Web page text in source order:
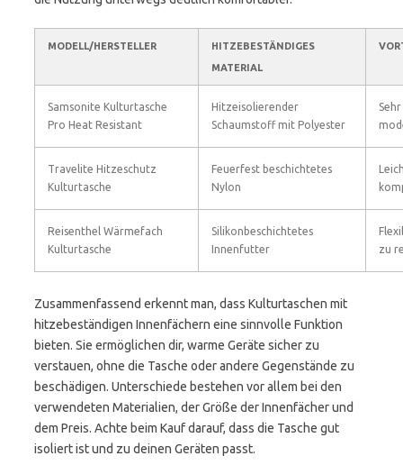
MODELL/HERSTELLER
HITZEBESTÄNDIGES
MATERIAL
Samsonite Kulturtasche
Pro Heat Resistant
Hitzeisolierender
Schaumstoff mit Polyester
Travelite Hitzeschutz
Kulturtasche
Feuerfest beschichtetes
Nylon
Reisenthel Wärmefach
Kulturtasche
Silikonbeschichtetes
Innenfutter
zu
Zusammenfassend erkennt man, dass Kulturtaschen mit
hitzebeständigen Innenfächern eine sinnvolle Funktion
bieten. Sie ermöglichen dir, warme Geräte sicher zu
verstauen, ohne die Tasche oder andere Gegenstände zu
beschädigen. Unterschiede bestehen vor allem bei den
verwendeten Materialien, der Größe der Innenfächer und
dem Preis. Achte beim Kauf darauf, dass die Tasche gut
isoliert ist und zu deinen Geräten passt.